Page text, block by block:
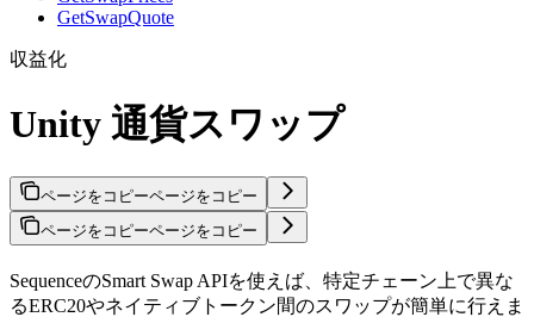
GetSwapQuote
収益化
Unity 通貨スワップ
ページをコピーページをコピー
ページをコピーページをコピー
SequenceのSmart Swap APIを使えば、特定チェーン上で異な
るERC20やネイティブトークン間のスワップが簡単に行えま